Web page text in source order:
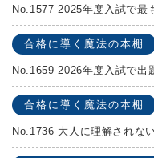
No.1577 2025年度入試で最
合格に導く魔法の本棚
合格に導く魔法の本棚